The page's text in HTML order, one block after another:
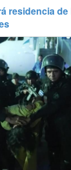
residencia